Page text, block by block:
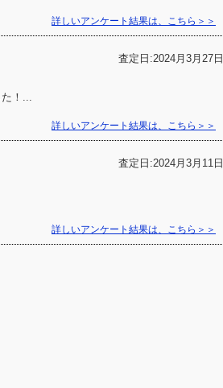
詳しいアンケート結果は、こちら＞＞
査定日:2024月3月27日
！...
詳しいアンケート結果は、こちら＞＞
査定日:2024月3月11日
詳しいアンケート結果は、こちら＞＞